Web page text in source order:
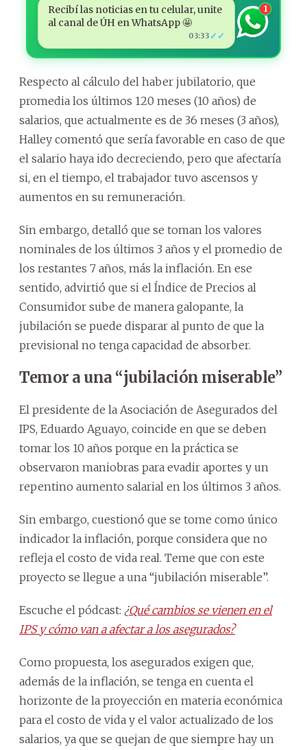
Recibí las noticias en tu celular, unite
al canal de ÚH en WhatsApp 🤩
03:33 ✓✓
1
Respecto al cálculo del haber jubilatorio, que
promedia los últimos 120 meses (10 años) de
salarios, que actualmente es de 36 meses (3 años),
Halley comentó que sería favorable en caso de que
el salario haya ido decreciendo, pero que afectaría
si, en el tiempo, el trabajador tuvo ascensos y
aumentos en su remuneración.
Sin embargo, detalló que se toman los valores
nominales de los últimos 3 años y el promedio de
los restantes 7 años, más la inflación. En ese
sentido, advirtió que si el Índice de Precios al
Consumidor sube de manera galopante, la
jubilación se puede disparar al punto de que la
previsional no tenga capacidad de absorber.
Temor a una “jubilación miserable”
El presidente de la Asociación de Asegurados del
IPS, Eduardo Aguayo, coincide en que se deben
tomar los 10 años porque en la práctica se
observaron maniobras para evadir aportes y un
repentino aumento salarial en los últimos 3 años.
Sin embargo, cuestionó que se tome como único
indicador la inflación, porque considera que no
refleja el costo de vida real. Teme que con este
proyecto se llegue a una “jubilación miserable”.
Escuche el pódcast: ¿Qué cambios se vienen en el
IPS y cómo van a afectar a los asegurados?
Como propuesta, los asegurados exigen que,
además de la inflación, se tenga en cuenta el
horizonte de la proyección en materia económica
para el costo de vida y el valor actualizado de los
salarios, ya que se quejan de que siempre hay un